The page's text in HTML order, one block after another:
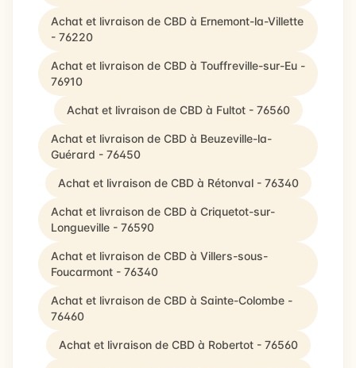
Achat et livraison de CBD à Ernemont-la-Villette
- 76220
Achat et livraison de CBD à Touffreville-sur-Eu -
76910
Achat et livraison de CBD à Fultot - 76560
Achat et livraison de CBD à Beuzeville-la-
Guérard - 76450
Achat et livraison de CBD à Rétonval - 76340
Achat et livraison de CBD à Criquetot-sur-
Longueville - 76590
Achat et livraison de CBD à Villers-sous-
Foucarmont - 76340
Achat et livraison de CBD à Sainte-Colombe -
76460
Achat et livraison de CBD à Robertot - 76560